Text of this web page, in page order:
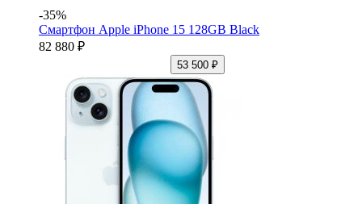
-35%
Смартфон Apple iPhone 15 128GB Black
82 880 ₽
53 500 ₽